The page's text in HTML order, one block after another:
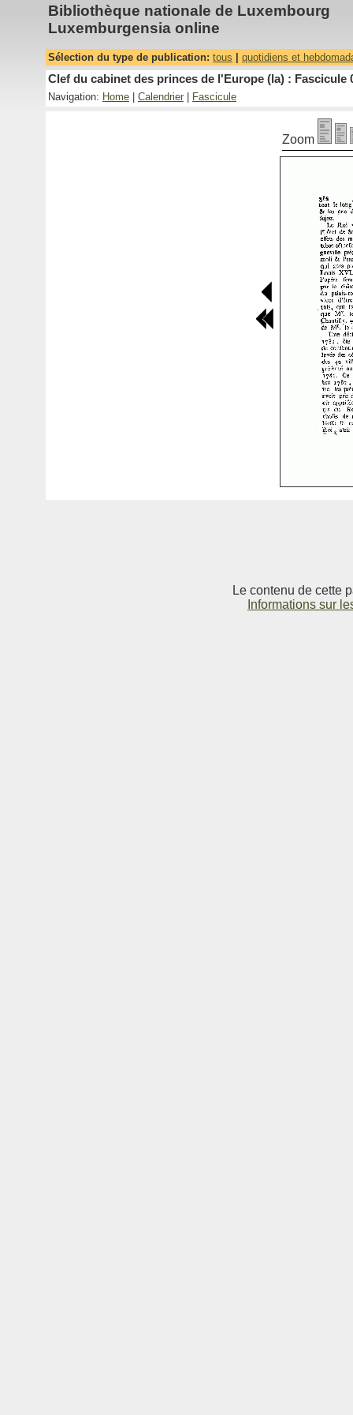
Bibliothèque nationale de Luxembourg
Luxemburgensia online
Sélection du type de publication: tous quotidiens et
Clef du cabinet des princes de l'Europe (la) : Fascicule
Navigation: Home Calendrier Fascicule
Zoom
Le contenu de cette
Informations sur